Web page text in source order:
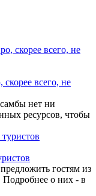
всего, не
нет ни
ресурсов, чтобы
гостям из
о них - в